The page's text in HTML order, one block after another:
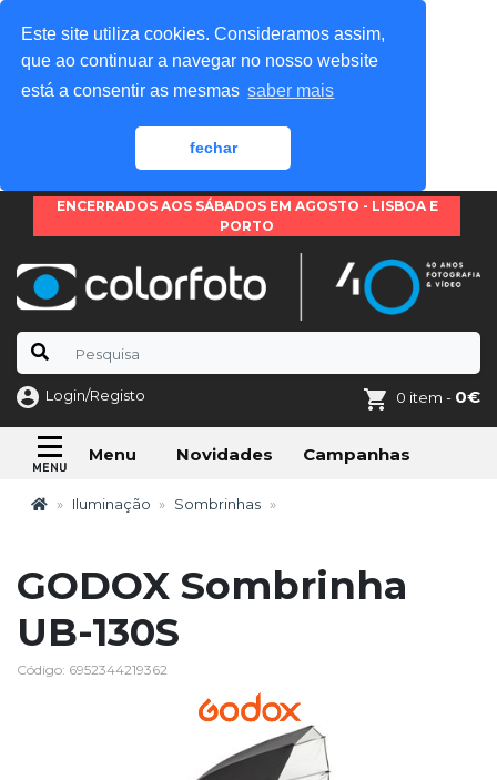
Este site utiliza cookies. Consideramos assim,
que ao continuar a navegar no nosso website
está a consentir as mesmas saber mais
fechar
ENCERRADOS AOS SÁBADOS EM AGOSTO - LISBOA E
PORTO
Login/Registo 0 item - 0€
Menu Novidades Campanhas
Iluminação Sombrinhas
GODOX Sombrinha
UB-130S
Código: 6952344219362